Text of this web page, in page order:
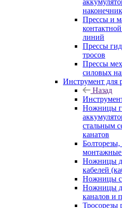
Прессы и
линий
Прессы
тросов
Прессы
силовых
Инструмент для
Назад
Ножницы
стальным
канатов
монтажные
Ножницы
кабелей
Ножницы
Ножницы
каналов и
Тросорезы